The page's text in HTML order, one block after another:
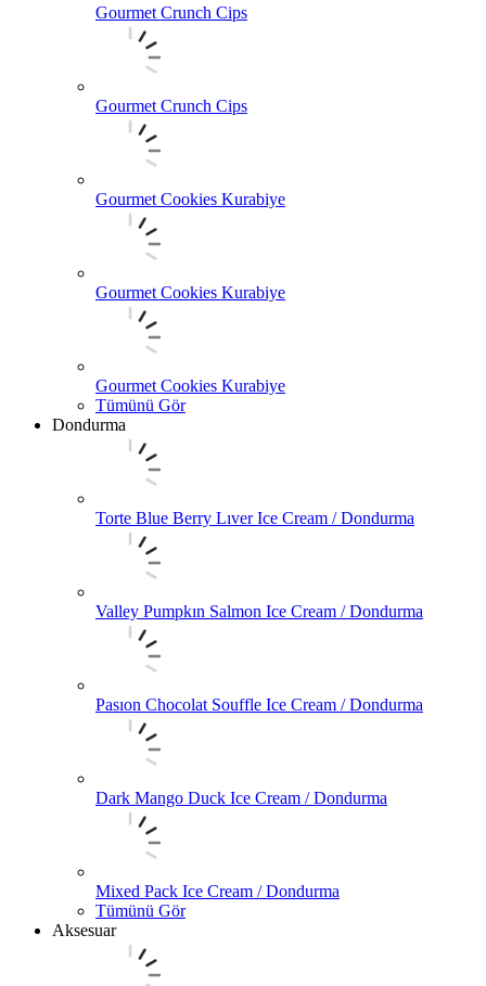
Gourmet Crunch Cips
Gourmet Crunch Cips
Gourmet Cookies Kurabiye
Gourmet Cookies Kurabiye
Gourmet Cookies Kurabiye
Tümünü Gör
Dondurma
Torte Blue Berry Lıver Ice Cream / Dondurma
Valley Pumpkın Salmon Ice Cream / Dondurma
Pasıon Chocolat Souffle Ice Cream / Dondurma
Dark Mango Duck Ice Cream / Dondurma
Mixed Pack Ice Cream / Dondurma
Tümünü Gör
Aksesuar